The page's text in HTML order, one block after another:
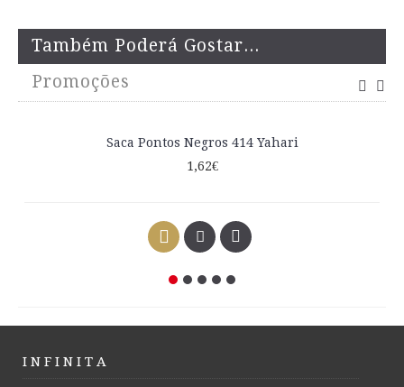
Também Poderá Gostar...
Promoções
Saca Pontos Negros 414 Yahari
1,62€
I N F I N I T A